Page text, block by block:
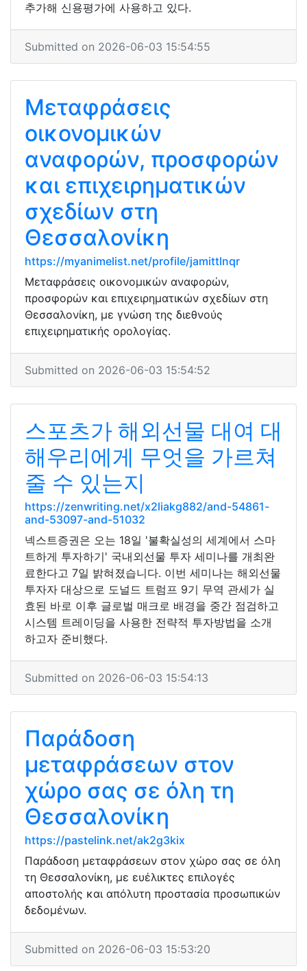
추가해 신용평가에 사용하고 있다.
Submitted on 2026-06-03 15:54:55
Μεταφράσεις
οικονομικών
αναφορών, προσφορών
και επιχειρηματικών
σχεδίων στη
Θεσσαλονίκη
https://myanimelist.net/profile/jamittlnqr
Μεταφράσεις οικονομικών αναφορών,
προσφορών και επιχειρηματικών σχεδίων στη
Θεσσαλονίκη, με γνώση της διεθνούς
επιχειρηματικής ορολογίας.
Submitted on 2026-06-03 15:54:52
스포츠가 해외선물 대여 대
해우리에게 무엇을 가르쳐
줄 수 있는지
https://zenwriting.net/x2liakg882/and-54861-
and-53097-and-51032
넥스트증권은 오는 18일 '불확실성의 세계에서 스마
트하게 투자하기' 국내외선물 투자 세미나를 개최완
료한다고 7일 밝혀졌습니다. 이번 세미나는 해외선물
투자자 대상으로 도널드 트럼프 9기 무역 관세가 실
효된 바로 이후 글로벌 매크로 배경을 중간 점검하고
시스템 트레이딩을 사용한 전략적 투자방법을 소개
하고자 준비했다.
Submitted on 2026-06-03 15:54:13
Παράδοση
μεταφράσεων στον
χώρο σας σε όλη τη
Θεσσαλονίκη
https://pastelink.net/ak2g3kix
Παράδοση μεταφράσεων στον χώρο σας σε όλη
τη Θεσσαλονίκη, με ευέλικτες επιλογές
αποστολής και απόλυτη προστασία προσωπικών
δεδομένων.
Submitted on 2026-06-03 15:53:20